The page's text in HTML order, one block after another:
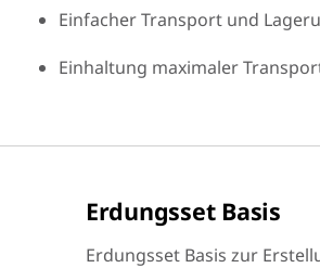
Einfacher Transport und
Einhaltung maximaler
Erdungsset Basis
Erdungsset Basis zur